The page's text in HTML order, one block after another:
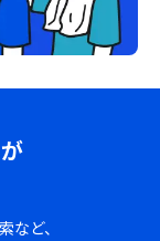
など、